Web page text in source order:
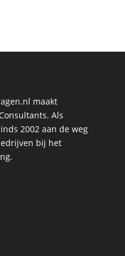
maakt
Als
2002 aan de weg
bij het